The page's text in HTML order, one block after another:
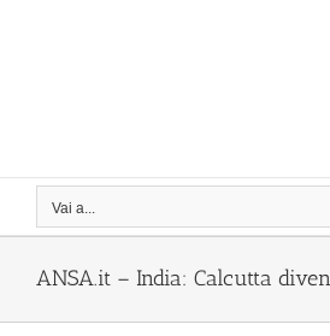
Vai a...
ANSA.it – India: Calcutta